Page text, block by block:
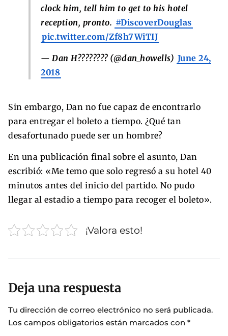
clock him, tell him to get to his hotel
reception, pronto. #DiscoverDouglas
pic.twitter.com/Zf8h7WiTIJ
— Dan H???????? (@dan_howells) June 24,
2018
Sin embargo, Dan no fue capaz de encontrarlo
para entregar el boleto a tiempo. ¿Qué tan
desafortunado puede ser un hombre?
En una publicación final sobre el asunto, Dan
escribió: «Me temo que solo regresó a su hotel 40
minutos antes del inicio del partido. No pudo
llegar al estadio a tiempo para recoger el boleto».
¡Valora esto!
Deja una respuesta
Tu dirección de correo electrónico no será publicada.
Los campos obligatorios están marcados con *